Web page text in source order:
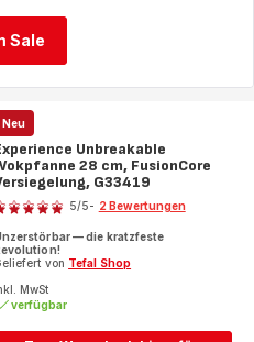
Sale
Neu
Unbreakable
28 cm, FusionCore
G33419
5/5- 2 Bewertungen
— die kratzfeste
von Tefal Shop
MwSt
verfügbar